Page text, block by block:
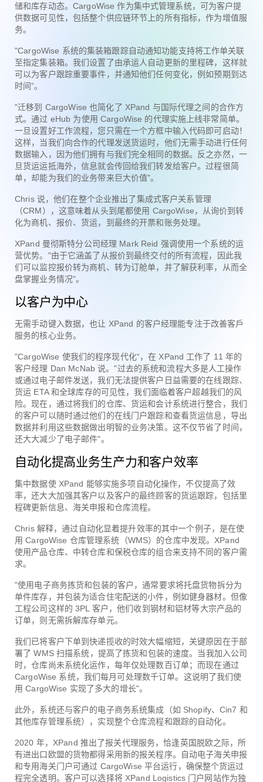
储和库存动态。CargoWise 作为集中式管理系统，可为客户提
供数据可见性，包括整个供应链环节上的所有指标，作为增值服
务。
"CargoWise 系统的集装箱跟踪自动通知功能支持将工作单关联
至指定集装箱。我们设置了由承运人自动更新的里程碑，这样就
可以为客户跟踪重要事件，并通知他们任何变化，例如预期到达
时间”。
"迁移到 CargoWise 也简化了 XPand 与国际代理之间的合作方
式。通过 eHub 为使用 CargoWise 的代理实施上线非常简单。
一旦设置好工作流程，您只需在一个方框中输入代码即可启动！
这样，当我们向合作的代理发送货运时，他们无需手动进行任何
数据输入，因为他们拥有与我们完全相同的数据。反之亦然，一
旦货运运抵海外，信息就会传回给我们转发给客户。过程很简
单，却能为我们的业务带来巨大价值"。
Chris 说，他们在整个企业推出了集成式客户关系管理
（CRM），这意味着从头到尾都使用 CargoWise，从询价到转
化为商机、报价、货运，到最终的开票和账务处理。
XPand 曼彻斯特分公司经理 Mark Reid 强调使用一个系统的运
营优势。"由于它涵盖了从报价到最终交付的所有流程，因此我
们可以监控报价转为商机、转为订舱单，并了解获利率，从而全
盘掌握业务情况"。
以客户为中心
无需手动键入数据，也让 XPand 的客户经理能专注于改善客戶
服务的核心业务。
"CargoWise 使我们的程序现代化“，在 XPand 工作了 11 年的
客户经理 Dan McNab 说。"过去的系统和流程大多是人工操作
或通过电子邮件发送，我们无法提供客户日益需要的在线跟踪、
货运 ETA 和全球库存的可见性，我们面临着客户超越我们的风
险。现在，通过将我们的仓库、货运和会计系统进行整合，我们
的客户可以随时通过他们的在线门户跟踪和查看货运信息，导出
数据并利用这些数据做出明智的业务决策。这不仅节省了时间，
还大大减少了电子邮件"。
自动化提高业务生产力和客户效率
集中数据使 XPand 能够实施多项自动化操作，不仅提高了效
率，还大大加强其客户以及客户的最终顾客的货运跟踪，包括里
程碑更新信息、海关申报和仓库流程。
Chris 解释，通过自动化显着提升效率的其中一个例子，是在使
用 CargoWise 仓库管理系统（WMS）的仓库中发现。XPand
使用产品仓库、中转仓库和保税仓库的组合来支持不同的客户需
求。
"使用电子商务拣货和包装的客户，通常要求将托盘货物拆分为
单件库存，并包装为适合住宅配送的小件，例如健身器材。但像
工程公司这样的 3PL 客户，他们收到钢材和铝材等大宗产品的
订单，则无需拆解库存单元。
我们已将客户下单到快递揽收的时效大幅缩短，关键原因在于部
署了 WMS 扫描系统，提高了拣货和包装的速度。当我加入公司
时，仓库尚未系统化运作，每年仅处理数百订单；而现在通过
CargoWise 系统，我们每月可处理数千订单。这说明了我们使
用 CargoWise 实现了多大的增长"。
此外，系统还与客户的电子商务系统集成（如 Shopify、Cin7 和
其他库存管理系统），实现整个仓库流程和跟踪的自动化。
2020 年，XPand 推出了报关代理服务，恰逢英国脱欧之际，所
有进出口欧盟的货物都得采用新的报关程序。自动电子海关申报
和专用海关门户可通过 CargoWise 平台运行，确保整个货运过
程完全透明。客户可以选择将 XPand Logistics 门户网站作为独